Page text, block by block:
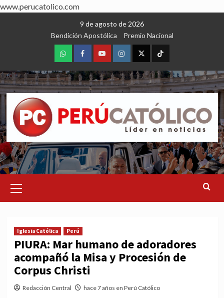
www.perucatolico.com
9 de agosto de 2026
Bendición Apostólica
Premio Nacional
WhatsAppFacebookYoutubeInstagram
X TikTok
Menu
Iglesia Católica Perú
PIURA: Mar humano de adoradores
acompañó la Misa y Procesión de
Corpus Christi
Redacción Central hace 7 años en Perú Católico